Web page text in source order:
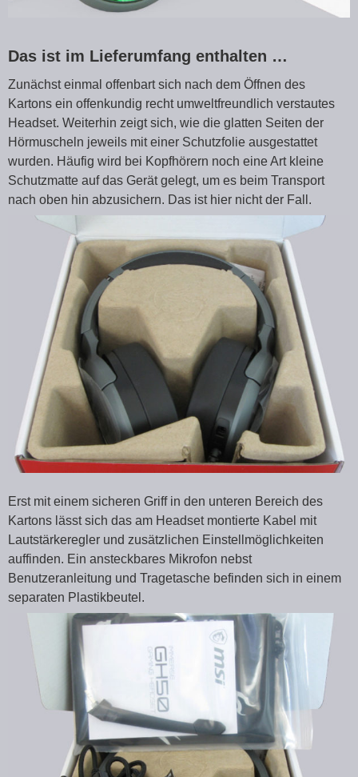
Das ist im Lieferumfang enthalten …
Zunächst einmal offenbart sich nach dem Öffnen des
Kartons ein offenkundig recht umweltfreundlich verstautes
Headset. Weiterhin zeigt sich, wie die glatten Seiten der
Hörmuscheln jeweils mit einer Schutzfolie ausgestattet
wurden. Häufig wird bei Kopfhörern noch eine Art kleine
Schutzmatte auf das Gerät gelegt, um es beim Transport
nach oben hin abzusichern. Das ist hier nicht der Fall.
Erst mit einem sicheren Griff in den unteren Bereich des
Kartons lässt sich das am Headset montierte Kabel mit
Lautstärkeregler und zusätzlichen Einstellmöglichkeiten
auffinden. Ein ansteckbares Mikrofon nebst
Benutzeranleitung und Tragetasche befinden sich in einem
separaten Plastikbeutel.